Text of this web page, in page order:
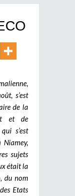
s’est
de la
et de
s’est
sujets
était la
du nom
Etats